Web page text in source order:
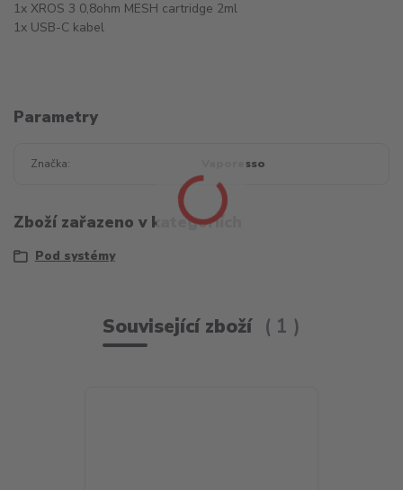
1x XROS 3 0,8ohm MESH cartridge 2ml
1x USB-C kabel
Parametry
Značka Vaporesso
Zboží zařazeno v kategoriích
Pod systémy
Související zboží 1